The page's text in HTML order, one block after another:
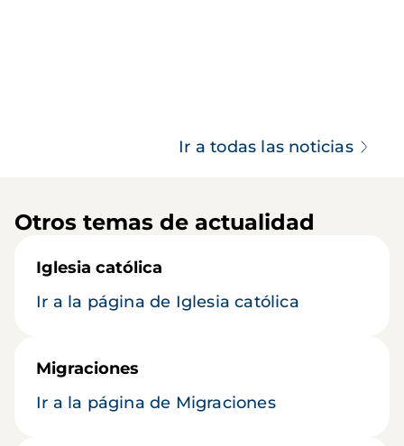
Ir a todas las noticias
Otros temas de actualidad
Iglesia católica
Ir a la página de Iglesia católica
Migraciones
Ir a la página de Migraciones